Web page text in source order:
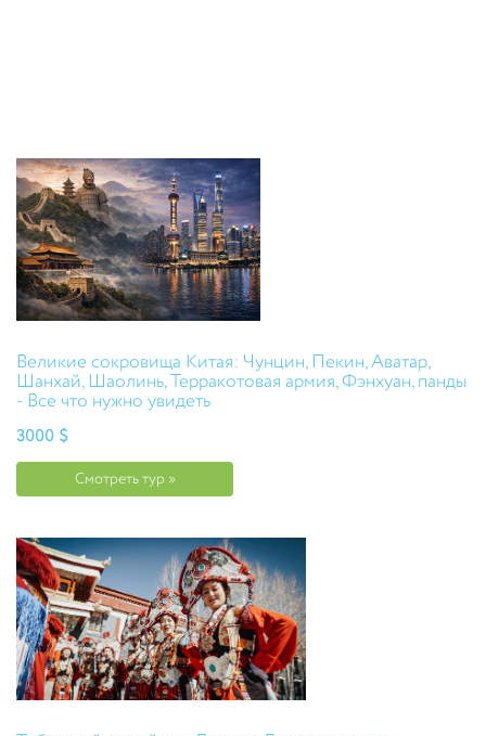
Великие сокровища Китая: Чунцин, Пекин, Аватар,
Шанхай, Шаолинь, Терракотовая армия, Фэнхуан, панды
- Все что нужно увидеть
3000 $
Смотреть тур »